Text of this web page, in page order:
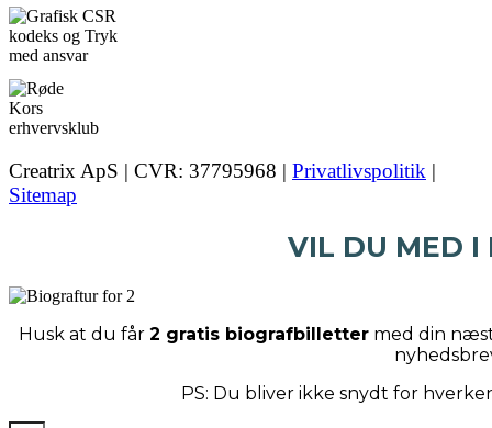
Creatrix ApS | CVR: 37795968 | Privatlivspolitik |
Sitemap
VIL DU MED I
Husk at du får 2 gratis biografbillettermed din
PS: Du bliver ikke snydt for